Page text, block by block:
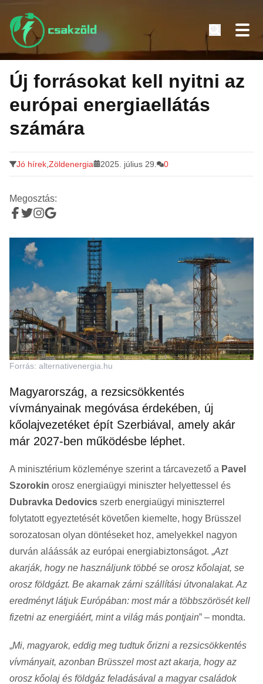
Tovább
tartalomra
Új forrásokat kell nyitni az
európai energiaellátás
számára
Jó hírek Zöldenergia 2025. július 29. 0
Megosztás:
Forrás: alternativenergia.hu
Magyarország, a rezsicsökkentés
vívmányainak megóvása érdekében, új
kőolajvezetéket épít Szerbiával, amely akár
már 2027-ben működésbe léphet.
A minisztérium közleménye szerint a tárcavezető a Pavel
Szorokin orosz energiaügyi miniszter helyettessel és
Dubravka Dedovics szerb energiaügyi miniszterrel
folytatott egyeztetését követően kiemelte, hogy Brüsszel
sorozatosan olyan döntéseket hoz, amelyekkel nagyon
durván aláássák az európai energiabiztonságot. „Azt
akarják, hogy ne használjunk többé se orosz kőolajat, se
orosz földgázt. Be akarnak zárni szállítási útvonalakat. Az
eredményt látjuk Európában: most már a többszörösét kell
fizetni az energiáért, mint a világ más pontjain” – mondta.
„Mi, magyarok, eddig meg tudtuk őrizni a rezsicsökkentés
vívmányait, azonban Brüsszel most azt akarja, hogy az
orosz kőolaj és földgáz feladásával a magyar családok